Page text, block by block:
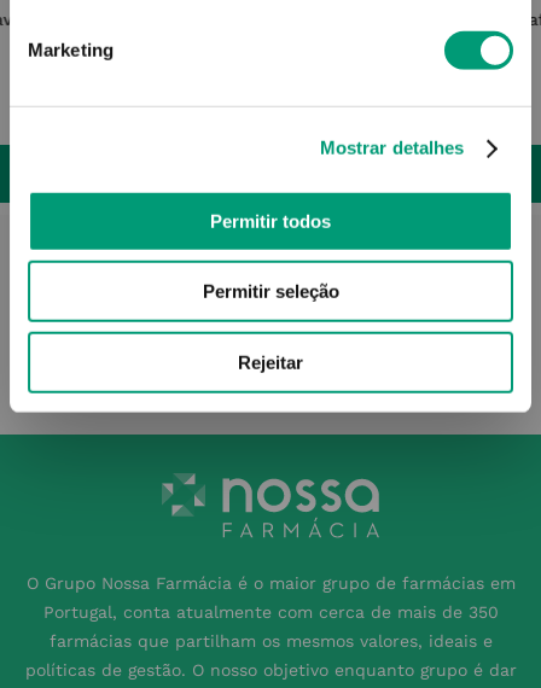
Marketing
Mostrar detalhes
Permitir todos
Permitir seleção
Rejeitar
18,35 €
O Grupo Nossa Farmácia é o maior grupo de farmácias em
Portugal, conta atualmente com cerca de mais de 350
farmácias que partilham os mesmos valores, ideais e
políticas de gestão. O nosso objetivo enquanto grupo é dar